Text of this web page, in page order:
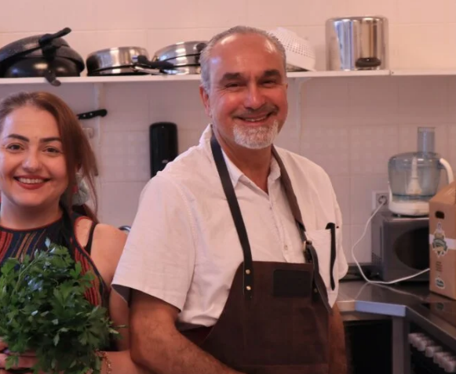
netwerken uitbreiden >
Buurtenergie
Energiecollectieven, buurt vergroenen, SDG >
politiek Omgevingswet en gebiedsontwikkeling
invoering omgevingswet, participatie,
gebiedsontwikkeling>
opnemen via telefoon of e-mail.